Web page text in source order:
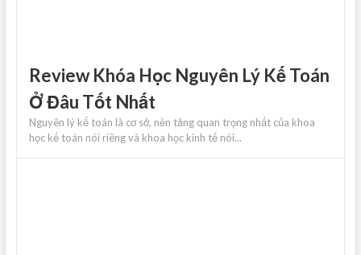
Review Khóa Học Nguyên Lý Kế Toán
Ở Đâu Tốt Nhất
Nguyên lý kế toán là cơ sở, nền tảng quan trọng nhất của khoa
học kế toán nói riêng và khoa học kinh tế nói...